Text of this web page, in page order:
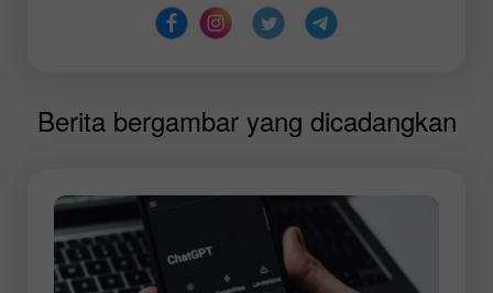
Berita bergambar yang dicadangkan